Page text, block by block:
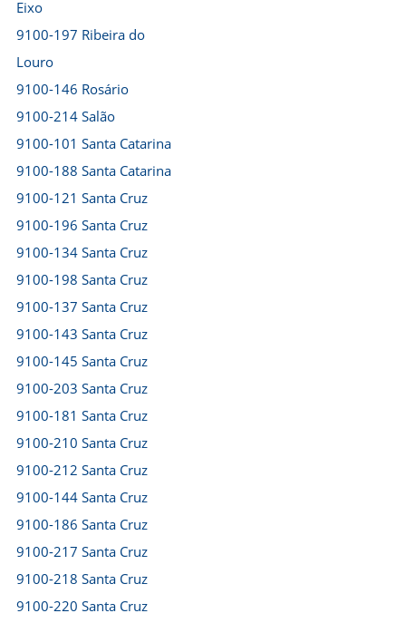
Eixo
9100-197 Ribeira do
Louro
9100-146 Rosário
9100-214 Salão
9100-101 Santa Catarina
9100-188 Santa Catarina
9100-121 Santa Cruz
9100-196 Santa Cruz
9100-134 Santa Cruz
9100-198 Santa Cruz
9100-137 Santa Cruz
9100-143 Santa Cruz
9100-145 Santa Cruz
9100-203 Santa Cruz
9100-181 Santa Cruz
9100-210 Santa Cruz
9100-212 Santa Cruz
9100-144 Santa Cruz
9100-186 Santa Cruz
9100-217 Santa Cruz
9100-218 Santa Cruz
9100-220 Santa Cruz